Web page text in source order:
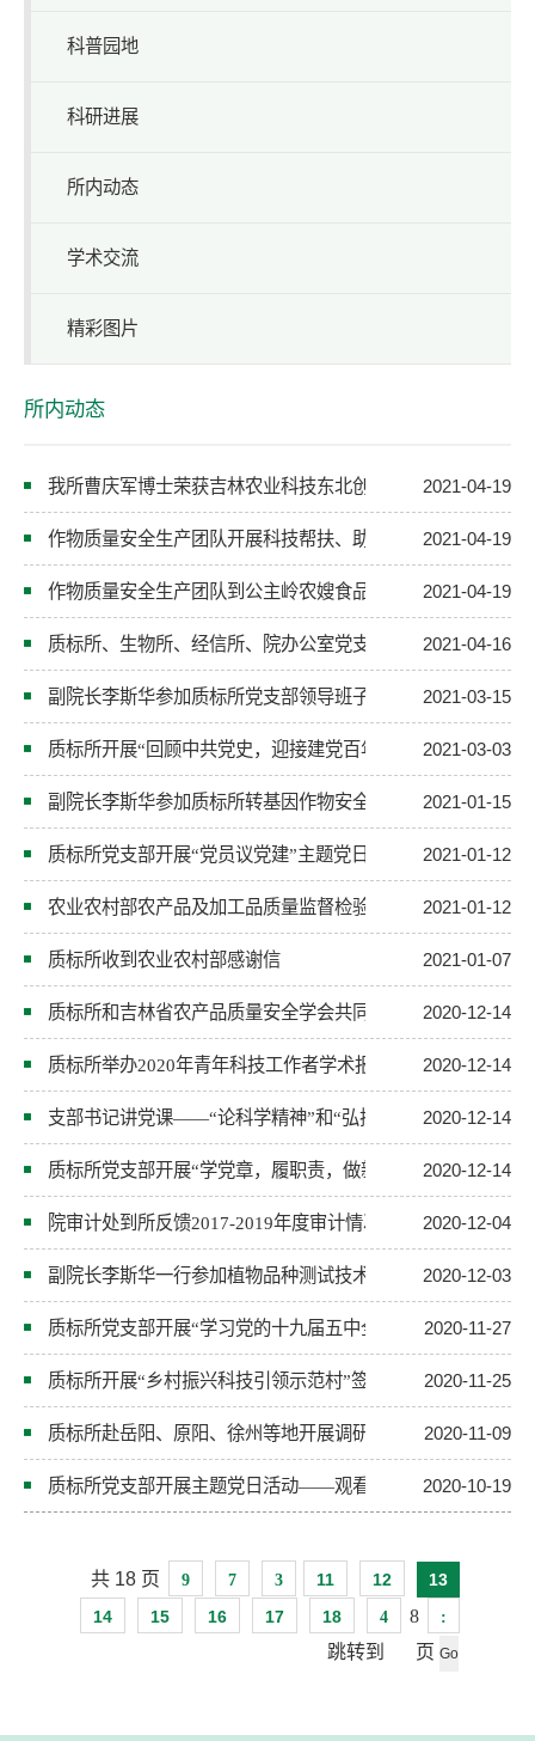
科普园地
科研进展
所内动态
学术交流
精彩图片
所内动态
我所曹庆军博士荣获吉林农业科技东北创新中心优秀博士后称
2021-04-19
作物质量安全生产团队开展科技帮扶、助力乡村振兴发展
2021-04-19
作物质量安全生产团队到公主岭农嫂食品进行调研2021-04-19
质标所、生物所、经信所、院办公室党支部联合开展 “缅怀
2021-04-16
副院长李斯华参加质标所党支部领导班子民主生活会和党组
2021-03-15
质标所开展“回顾中共党史，迎接建党百年”主题党日活动
2021-03-03
副院长李斯华参加质标所转基因作物安全评价与分子检测研
2021-01-15
质标所党支部开展“党员议党建”主题党日活动 2021-01-12
农业农村部农产品及加工品质量监督检验测试中心（长春）
2021-01-12
质标所收到农业农村部感谢信 2021-01-07
质标所和吉林省农产品质量安全学会共同举办科普活动
2020-12-14
质标所举办2020年青年科技工作者学术报告会 2020-12-14
支部书记讲党课——“论科学精神”和“弘扬东北抗联精神”
2020-12-14
质标所党支部开展“学党章，履职责，做新时代科研工作者”
2020-12-14
院审计处到所反馈2017-2019年度审计情况 2020-12-04
副院长李斯华一行参加植物品种测试技术研讨会 2020-12-03
质标所党支部开展“学习党的十九届五中全会精神”主题党日活
2020-11-27
质标所开展“乡村振兴科技引领示范村”签约挂牌活动2020-11-25
质标所赴岳阳、原阳、徐州等地开展调研交流活动2020-11-09
质标所党支部开展主题党日活动——观看影片《夺冠》
2020-10-19
共 18 页 9 7 3 11 12
13
14
15 16 17 18 4 8 :
跳转到 页